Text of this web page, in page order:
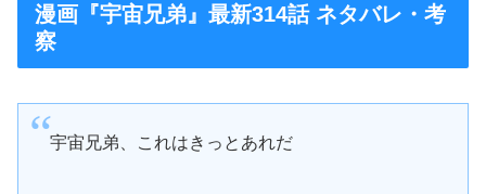
漫画『宇宙兄弟』最新314話 ネタバレ・考
察
宇宙兄弟、これはきっとあれだ